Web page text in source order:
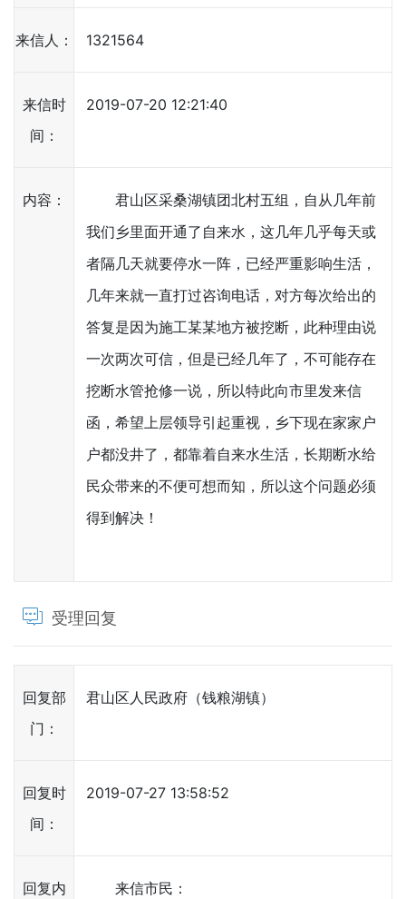
来信人： 1321564
来信时
间：
2019-07-20 12:21:40
内容：
君山区采桑湖镇团北村五组，自从几年前
我们乡里面开通了自来水，这几年几乎每天或
者隔几天就要停水一阵，已经严重影响生活，
几年来就一直打过咨询电话，对方每次给出的
答复是因为施工某某地方被挖断，此种理由说
一次两次可信，但是已经几年了，不可能存在
挖断水管抢修一说，所以特此向市里发来信
函，希望上层领导引起重视，乡下现在家家户
户都没井了，都靠着自来水生活，长期断水给
民众带来的不便可想而知，所以这个问题必须
得到解决！
受理回复
回复部
门：
君山区人民政府（钱粮湖镇）
回复时
间：
2019-07-27 13:58:52
回复内
来信市民：